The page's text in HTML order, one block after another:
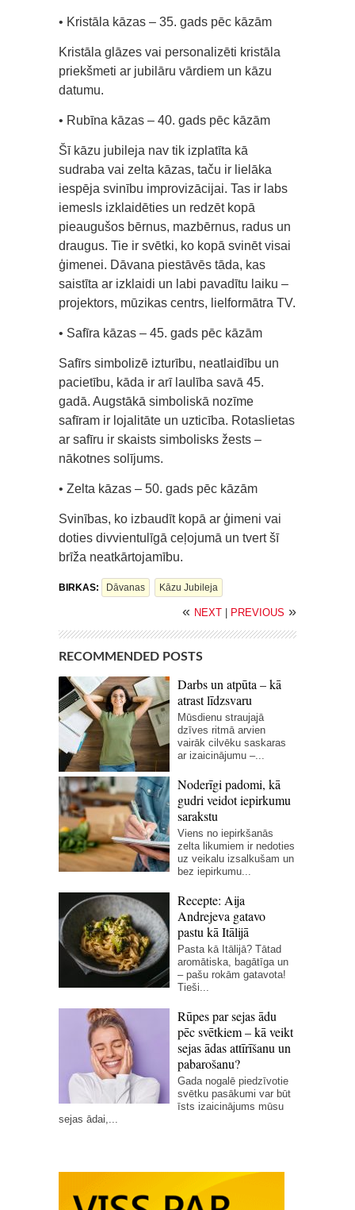
• Kristāla kāzas – 35. gads pēc kāzām
Kristāla glāzes vai personalizēti kristāla
priekšmeti ar jubilāru vārdiem un kāzu
datumu.
• Rubīna kāzas – 40. gads pēc kāzām
Šī kāzu jubileja nav tik izplatīta kā
sudraba vai zelta kāzas, taču ir lielāka
iespēja svinību improvizācijai. Tas ir labs
iemesls izklaidēties un redzēt kopā
pieaugušos bērnus, mazbērnus, radus un
draugus. Tie ir svētki, ko kopā svinēt visai
ģimenei. Dāvana piestāvēs tāda, kas
saistīta ar izklaidi un labi pavadītu laiku –
projektors, mūzikas centrs, lielformātra TV.
• Safīra kāzas – 45. gads pēc kāzām
Safīrs simbolizē izturību, neatlaidību un
pacietību, kāda ir arī laulība savā 45.
gadā. Augstākā simboliskā nozīme
safīram ir lojalitāte un uzticība. Rotaslietas
ar safīru ir skaists simbolisks žests –
nākotnes solījums.
• Zelta kāzas – 50. gads pēc kāzām
Svinības, ko izbaudīt kopā ar ģimeni vai
doties divvientulīgā ceļojumā un tvert šī
brīža neatkārtojamību.
BIRKAS: Dāvanas Kāzu Jubileja
« NEXT PREVIOUS »
RECOMMENDED POSTS
Darbs un atpūta – kā
atrast līdzsvaru
Mūsdienu straujajā
dzīves ritmā arvien
vairāk cilvēku saskaras
ar izaicinājumu –...
Noderīgi padomi, kā
gudri veidot iepirkumu
sarakstu
Viens no iepirkšanās
zelta likumiem ir nedoties
uz veikalu izsalkušam un
bez iepirkumu...
Recepte: Aija
Andrejeva gatavo
pastu kā Itālijā
Pasta kā Itālijā? Tātad
aromātiska, bagātīga un
– pašu rokām gatavota!
Tieši...
Rūpes par sejas ādu
pēc svētkiem – kā veikt
sejas ādas attīrīšanu un
pabarošanu?
Gada nogalē piedzīvotie
svētku pasākumi var būt
īsts izaicinājums mūsu
sejas ādai,...